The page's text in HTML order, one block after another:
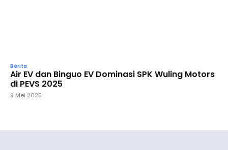
Berita
Air EV dan Binguo EV Dominasi SPK Wuling Motors
di PEVS 2025
9 Mei 2025